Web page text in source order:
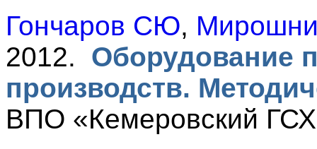
Гончаров СЮ,
2012. Оборудование
производств.
ВПО «Кемеровский